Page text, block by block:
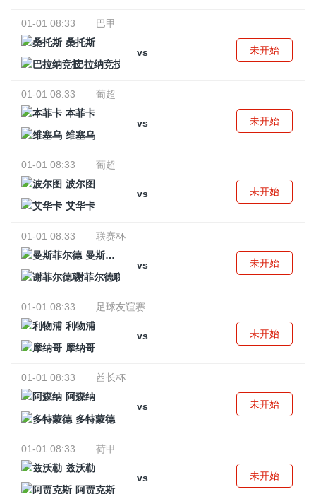
01-01 08:33
巴甲
桑托斯
vs
巴拉纳竞技
未开始
01-01 08:33
葡超
本菲卡
vs
维塞乌
未开始
01-01 08:33
葡超
波尔图
vs
艾华卡
未开始
01-01 08:33
联赛杯
曼斯菲尔德
vs
谢菲尔德联
未开始
01-01 08:33
足球友谊赛
利物浦
vs
摩纳哥
未开始
01-01 08:33
酋长杯
阿森纳
vs
多特蒙德
未开始
01-01 08:33
荷甲
兹沃勒
vs
阿贾克斯
未开始